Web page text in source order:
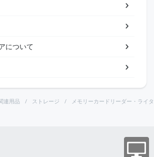
について
連用品 ストレージ メモリーカードリーダー・ライ